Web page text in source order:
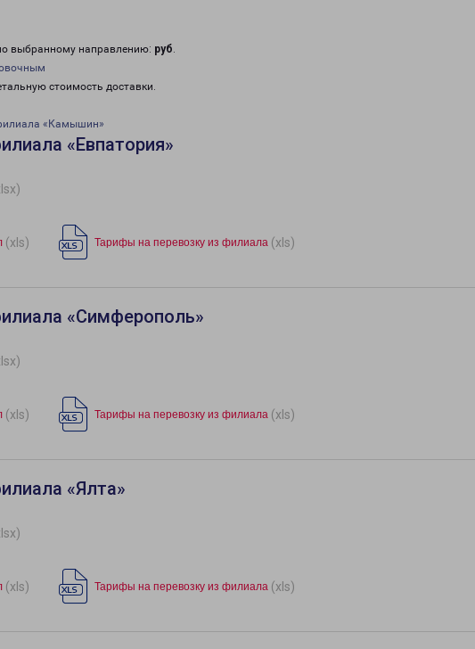
выбранному направлению: руб.
стоимость доставки.
«Камышин»
«Евпатория»
(xls) Тарифы на перевозку из филиала (xls)
«Симферополь»
(xls) Тарифы на перевозку из филиала (xls)
«Ялта»
(xls) Тарифы на перевозку из филиала (xls)